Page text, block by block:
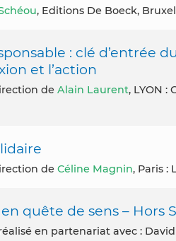
, Editions De Boeck,
: clé d’entrée
et l’action
de Alain Laurent, LYON :
de Céline Magnin, Paris :
quête de sens – Hors